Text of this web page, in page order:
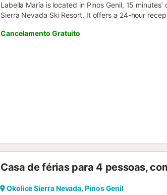
Labella María is located in Pinos Genil, 15
Sierra Nevada Ski Resort. It offers a 24-hour
Cancelamento Gratuito
Casa de férias para 4 pessoas,
Okolice Sierra Nevada, Pinos Genil